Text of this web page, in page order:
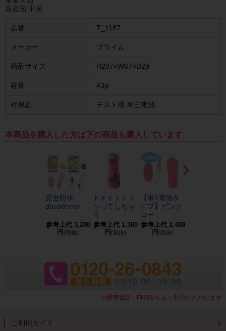
原産国:中国
品番 T_1187
メーカー プライム
商品サイズ H207×W67×D29
容量 43g
付属品 テスト用 単三電池
本商品を購入した方は下の商品も購入しています
完全防水
docodemo
参考上代 3,280
円 (税抜)
トトトトトト
ッってしちゃ
う...
参考上代 1,300
円 (税抜)
【単4電池タ
イプ】ピンク
ロー...
参考上代 2,480
円 (税抜)
※携帯電話・PHSからもご利用いただけます
ご利用ガイド